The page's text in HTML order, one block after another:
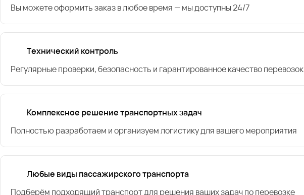
Вы можете оформить заказ в любое время — мы доступны 24/7
Технический контроль
Регулярные проверки, безопасность и гарантированное качество перевозок
Комплексное решение транспортных задач
Полностью разработаем и организуем логистику для вашего мероприятия
Любые виды пассажирского транспорта
Подберём подходящий транспорт для решения ваших задач по перевозке